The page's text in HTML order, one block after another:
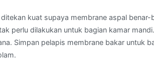
kuat supaya membrane aspal benar-
perlu dilakukan untuk bagian kamar
Simpan pelapis membrane bakar untuk